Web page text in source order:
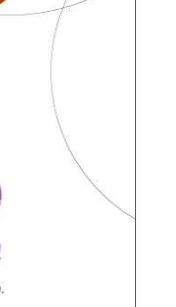
barrial
para espacios
de la
coordinación
el arte público
y
que impulsa
formales,